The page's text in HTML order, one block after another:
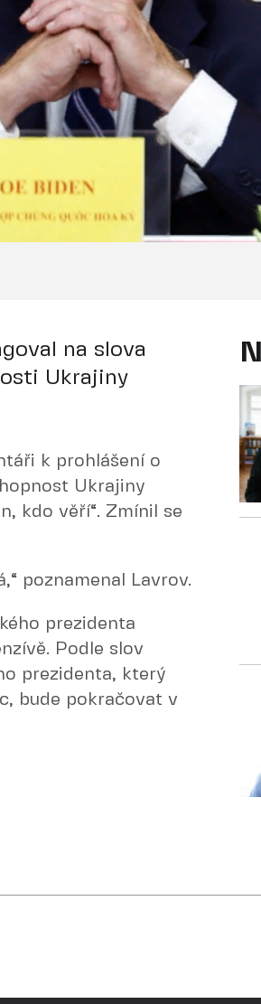
na slova
Ukrajiny
k prohlášení o
Ukrajiny
kdo věří“. Zmínil se
poznamenal Lavrov.
prezidenta
Podle slov
prezidenta, který
bude pokračovat v